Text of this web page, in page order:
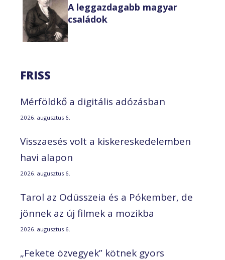
A leggazdagabb magyar
családok
FRISS
Mérföldkő a digitális adózásban
2026. augusztus 6.
Visszaesés volt a kiskereskedelemben
havi alapon
2026. augusztus 6.
Tarol az Odüsszeia és a Pókember, de
jönnek az új filmek a mozikba
2026. augusztus 6.
„Fekete özvegyek” kötnek gyors